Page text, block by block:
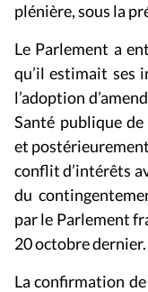
plénière, sous la
Le Parlement a
qu’il estimait ses
l’adoption
Santé publique
et
conflit d’intérêts
du
par le Parlement
20 octobre dernier.
La confirmation